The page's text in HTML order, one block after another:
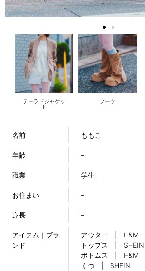
テーラドジャケッ
ト
ブーツ
名前 ももこ
年齢 –
職業 学生
お住まい –
身長 –
アイテム｜ブラ
ンド
アウター | H&M
トップス | SHEIN
ボトムス | H&M
くつ | SHEIN